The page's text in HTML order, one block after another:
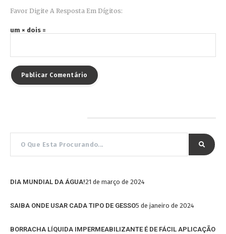
Favor Digite A Resposta Em Dígitos:
um × dois =
DIA MUNDIAL DA ÁGUA!21 de março de 2024
SAIBA ONDE USAR CADA TIPO DE GESSO5 de janeiro de 2024
BORRACHA LÍQUIDA IMPERMEABILIZANTE É DE FÁCIL APLICAÇÃO